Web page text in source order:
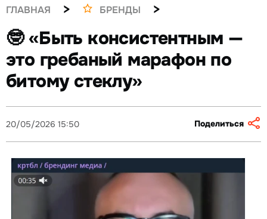
ГЛАВНАЯ > БРЕНДЫ >
🤓 «Быть консистентным —
это гребаный марафон по
битому стеклу»
20/05/2026 15:50 Поделиться